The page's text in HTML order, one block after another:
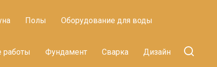
Полы Оборудование для воды
работы Фундамент Сварка Дизайн